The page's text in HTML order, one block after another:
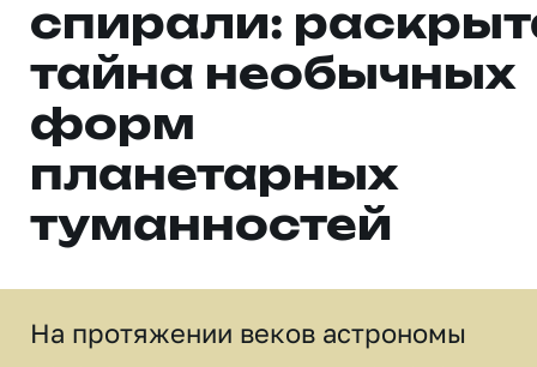
спирали:
тайна необычных
форм
планетарных
туманностей
На протяжении веков астрономы